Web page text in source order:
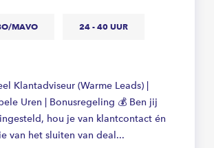
MAVO 24 - 40 UUR
Klantadviseur (Warme Leads) |
Uren | Bonusregeling 💰 Ben jij
hou je van klantcontact én
van het sluiten van deal...